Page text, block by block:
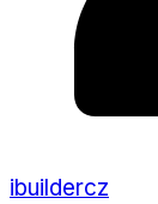
ibuildercz